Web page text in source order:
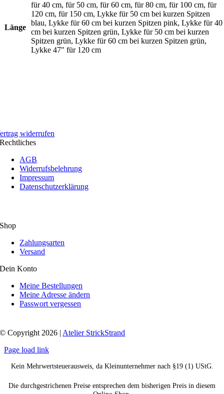
Länge
für 40 cm, für 50 cm, für 60 cm, für 80 cm, für 100 cm, für
120 cm, für 150 cm, Lykke für 50 cm bei kurzen Spitzen
blau, Lykke für 60 cm bei kurzen Spitzen pink, Lykke für 40
cm bei kurzen Spitzen grün, Lykke für 50 cm bei kurzen
Spitzen grün, Lykke für 60 cm bei kurzen Spitzen grün,
Lykke 47" für 120 cm
widerrufen
Rechtliches
AGB
Widerrufsbelehrung
Impressum
Datenschutzerklärung
Shop
Zahlungsarten
Versand
Dein Konto
Meine Bestellungen
Meine Adresse ändern
Passwort vergessen
© Copyright 2026 | Atelier StrickStrand
Page load link
Kein Mehrwertsteuerausweis, da Kleinunternehmer nach §19 (1) UStG.
Die durchgestrichenen Preise entsprechen dem bisherigen Preis in diesem